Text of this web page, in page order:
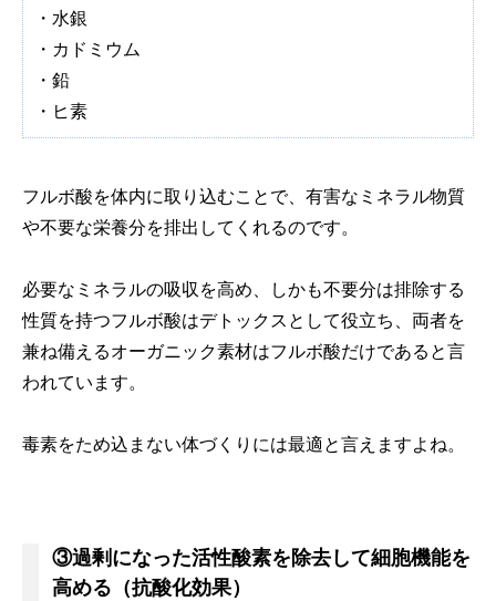
・水銀
・カドミウム
・鉛
・ヒ素
フルボ酸を体内に取り込むことで、有害なミネラル物質
や不要な栄養分を排出してくれるのです。
必要なミネラルの吸収を高め、しかも不要分は排除する
性質を持つフルボ酸はデトックスとして役立ち、両者を
兼ね備えるオーガニック素材はフルボ酸だけであると言
われています。
毒素をため込まない体づくりには最適と言えますよね。
③過剰になった活性酸素を除去して細胞機能を
高める（抗酸化効果）